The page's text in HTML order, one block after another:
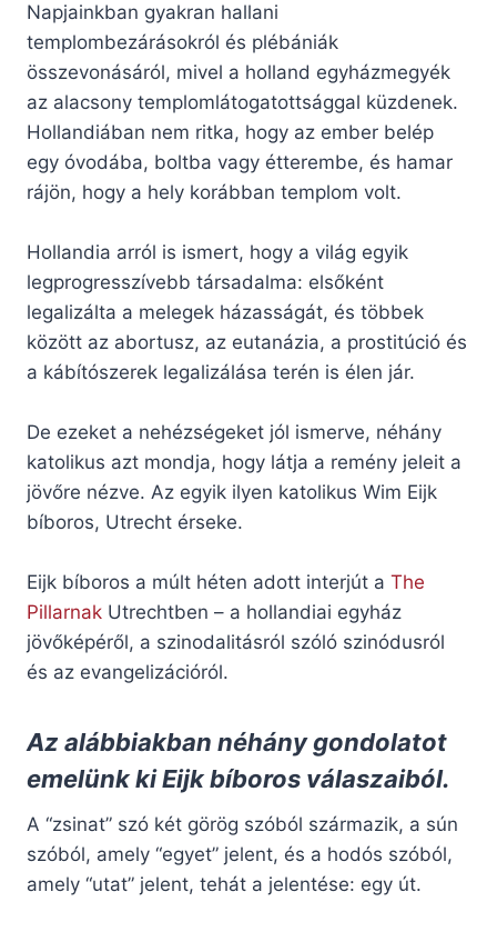
Napjainkban gyakran hallani
templombezárásokról és plébániák
összevonásáról, mivel a holland egyházmegyék
az alacsony templomlátogatottsággal küzdenek.
Hollandiában nem ritka, hogy az ember belép
egy óvodába, boltba vagy étterembe, és hamar
rájön, hogy a hely korábban templom volt.
Hollandia arról is ismert, hogy a világ egyik
legprogresszívebb társadalma: elsőként
legalizálta a melegek házasságát, és többek
között az abortusz, az eutanázia, a prostitúció és
a kábítószerek legalizálása terén is élen jár.
De ezeket a nehézségeket jól ismerve, néhány
katolikus azt mondja, hogy látja a remény jeleit a
jövőre nézve. Az egyik ilyen katolikus Wim Eijk
bíboros, Utrecht érseke.
Eijk bíboros a múlt héten adott interjút a The
Pillarnak Utrechtben – a hollandiai egyház
jövőképéről, a szinodalitásról szóló szinódusról
és az evangelizációról.
Az alábbiakban néhány gondolatot
emelünk ki Eijk bíboros válaszaiból.
A “zsinat” szó két görög szóból származik, a sún
szóból, amely “egyet” jelent, és a hodós szóból,
amely “utat” jelent, tehát a jelentése: egy út.